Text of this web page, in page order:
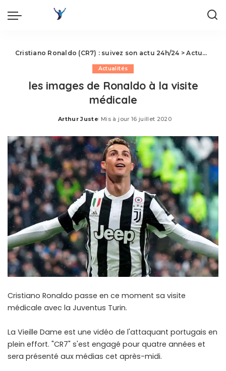
Cristiano Ronaldo (CR7) : suivez son actu 24h/24 >Actualités
Actualités
les images de Ronaldo à la visite
médicale
Posted
Arthur Juste Mis à jour 16 juillet 2020
Cristiano Ronaldo passe en ce moment sa visite
médicale avec la Juventus Turin.
La Vieille Dame est une vidéo de l'attaquant portugais en
plein effort. "CR7" s'est engagé pour quatre années et
sera présenté aux médias cet après-midi.